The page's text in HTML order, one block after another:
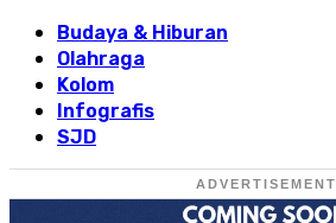
Budaya & Hiburan
Olahraga
Kolom
Infografis
SJD
ADVERTISEMENT